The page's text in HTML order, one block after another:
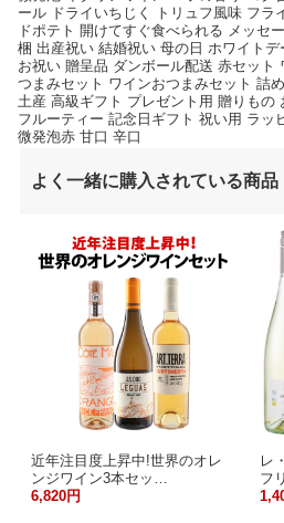
ール ドライいちじく トリュフ風味 フラ
ドポテト 開けてすぐ食べられる メッセ
梱 出産祝い 結婚祝い 母の日 ホワイト
お祝い 贈呈品 ダンボール配送 赤セット
つまみセット ワインおつまみセット 詰
土産 高級ギフト プレゼント用 贈りもの
フルーティー 記念日ギフト 祝い用 ラッ
微発泡赤 甘口 辛口
よく一緒に購入されている商品
近年注目度上昇中!世界のオレ
ンジワイン3本セッ…
6,820円
レ
フ